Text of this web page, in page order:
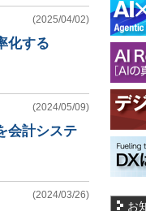
(2025/04/02)
化する
(2024/05/09)
会計システ
(2024/03/26)
お